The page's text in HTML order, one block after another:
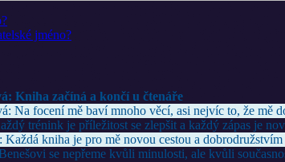
jméno?
Kniha začíná a končí u čtenáře
Na focení mě baví mnoho věcí, asi nejvíc to, že mě
trénink je příležitost se zlepšit a každý zápas je
kniha je pro mě novou cestou a dobrodružstvím
se nepřeme kvůli minulosti, ale kvůli